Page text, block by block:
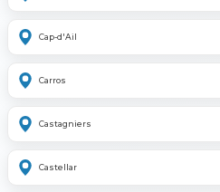
Cap-d'Ail
Carros
Castagniers
Castellar